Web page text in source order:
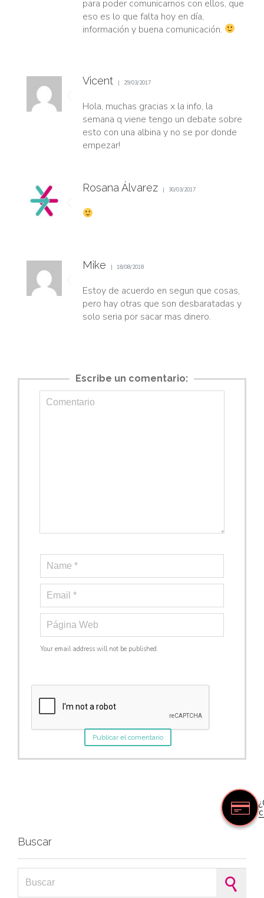
para poder comunicarnos con ellos, que
eso es lo que falta hoy en día,
información y buena comunicación.
Vicent 29/03/2017
Hola, muchas gracias x la info, la
semana q viene tengo un debate sobre
esto con una albina y no se por donde
empezar!
Rosana Álvarez 30/03/2017
Mike 18/08/2018
Estoy de acuerdo en segun que cosas,
pero hay otras que son desbaratadas y
solo seria por sacar mas dinero.
Escribe un comentario:
Your email address will not be published.
Buscar